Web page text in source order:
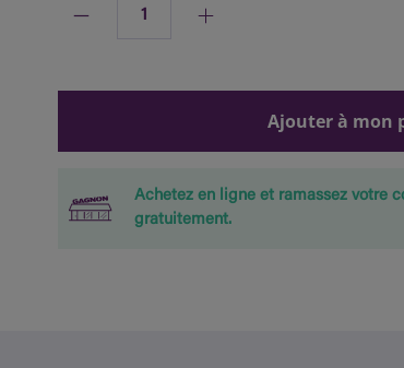
Ajouter à mon
Achetez en ligne et ramassez votre
gratuitement.